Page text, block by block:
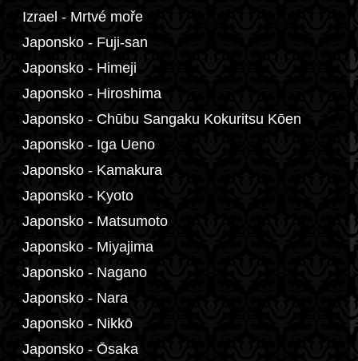
Izrael - Mrtvé moře
Japonsko - Fuji-san
Japonsko - Himeji
Japonsko - Hiroshima
Japonsko - Chūbu Sangaku Kokuritsu Kōen
Japonsko - Iga Ueno
Japonsko - Kamakura
Japonsko - Kyoto
Japonsko - Matsumoto
Japonsko - Miyajima
Japonsko - Nagano
Japonsko - Nara
Japonsko - Nikkō
Japonsko - Ōsaka